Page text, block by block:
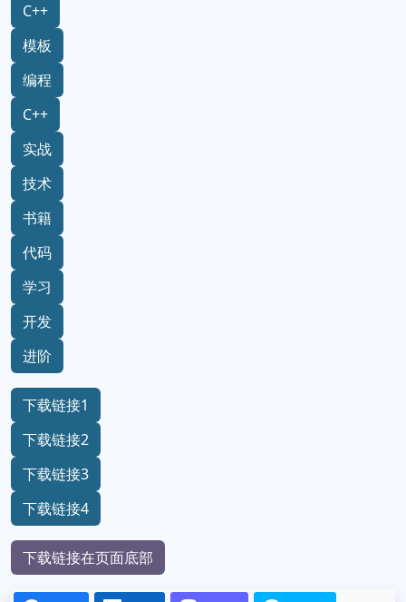
C++
模板
编程
C++
实战
技术
书籍
代码
学习
开发
进阶
下载链接1
下载链接2
下载链接3
下载链接4
下载链接在页面底部